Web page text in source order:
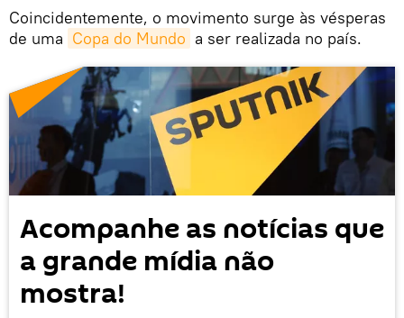
Coincidentemente, o movimento surge às vésperas
de uma Copa do Mundo a ser realizada no país.
Acompanhe as notícias que
a grande mídia não
mostra!